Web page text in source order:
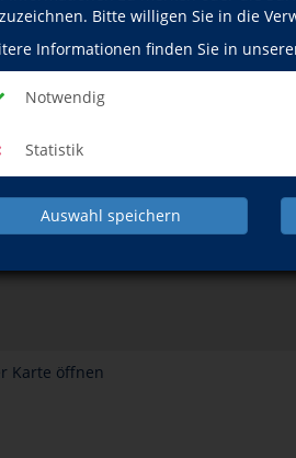
Bitte willigen Sie in die
Informationen finden Sie in
Notwendig
Statistik
Auswahl speichern
Karte öffnen